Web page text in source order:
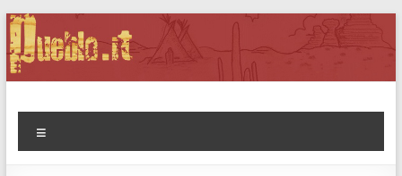
Salta
al
contenuto
Pueblo.it
Fabio Forte, ovvero: il richiamo della Foresta